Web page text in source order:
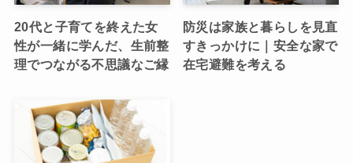
20代と子育てを終えた女
性が一緒に学んだ、生前整
理でつながる不思議なご縁
防災は家族と暮らしを見直
すきっかけに｜安全な家で
在宅避難を考える